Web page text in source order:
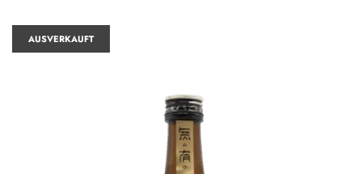
AUSVERKAUFT